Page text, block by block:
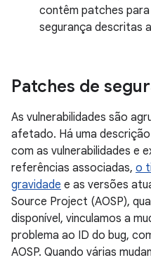
contêm patches para
segurança descritas
Patches de
As vulnerabilidades são
afetado. Há uma
com as vulnerabilidades e
referências associadas, o
gravidade e as versões
Source Project (AOSP),
disponível, vinculamos a
problema ao ID do bug,
AOSP. Quando várias